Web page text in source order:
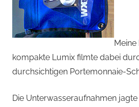
kompakte Lumix filmte dabei
durchsichtigen Portemonnaie-
Die Unterwasseraufnahmen